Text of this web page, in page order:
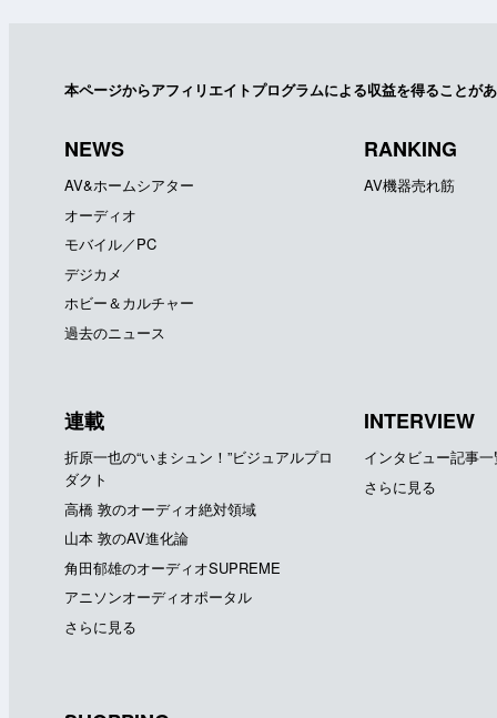
本ページからアフィリエイトプログラムによる収益を得ることが
NEWS
AV&ホームシアター
オーディオ
モバイル／PC
デジカメ
ホビー＆カルチャー
過去のニュース
RANKING
AV機器売れ筋
連載
折原一也の“いまシュン！”ビジュアルプロ
ダクト
高橋 敦のオーディオ絶対領域
山本 敦のAV進化論
角田郁雄のオーディオSUPREME
アニソンオーディオポータル
さらに見る
INTERVIEW
インタビュー記事
さらに見る